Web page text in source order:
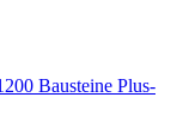
Plus-